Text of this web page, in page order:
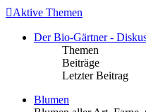
Aktive Themen
Der Bio-Gärtner -
Themen
Beiträge
Letzter Beitrag
Blumen